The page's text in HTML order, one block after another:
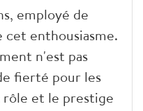
employé de
cet enthousiasme.
n'est pas
fierté pour les
rôle et le prestige